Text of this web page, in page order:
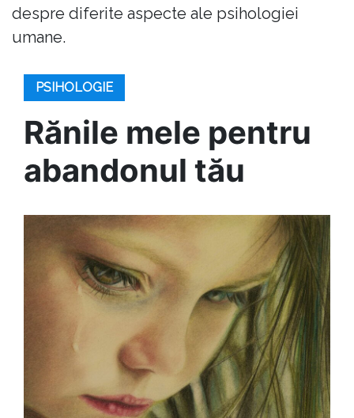
despre diferite aspecte ale psihologiei
umane.
PSIHOLOGIE
Rănile mele pentru
abandonul tău